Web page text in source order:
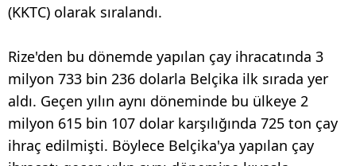
(KKTC) olarak sıralandı.
Rize'den bu dönemde yapılan çay ihracatında 3
milyon 733 bin 236 dolarla Belçika ilk sırada yer
aldı. Geçen yılın aynı döneminde bu ülkeye 2
milyon 615 bin 107 dolar karşılığında 725 ton çay
ihraç edilmişti. Böylece Belçika'ya yapılan çay